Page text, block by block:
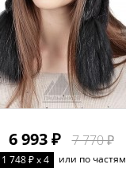
6 993 ₽ 7 770 ₽
1 748 ₽ x 4 или по частям